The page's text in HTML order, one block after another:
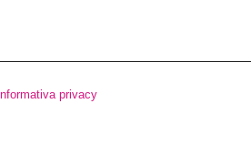
privacy